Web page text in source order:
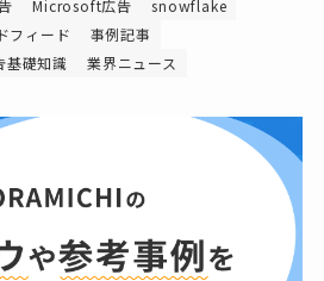
Microsoft広告
snowflake
フィード
事例記事
基礎知識 業界ニュース